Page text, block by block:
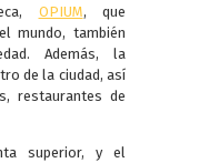
OPIUM, que
mundo, también
Además, la
de la ciudad, así
restaurantes de
superior, y el